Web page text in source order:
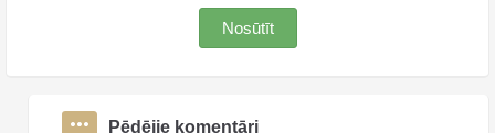
Nosūtīt
Pēdējie komentāri